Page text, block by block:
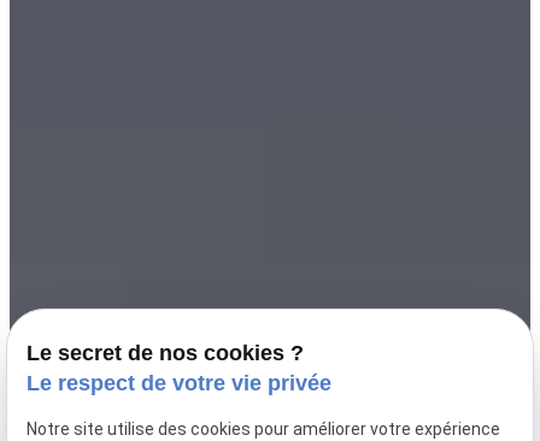
Le secret de nos cookies ?
Le respect de votre vie privée
Notre site utilise des cookies pour améliorer votre expérience